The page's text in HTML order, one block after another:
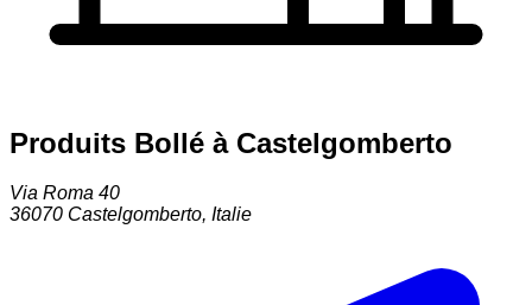
Produits Bollé à Castelgomberto
Via Roma 40
36070 Castelgomberto, Italie